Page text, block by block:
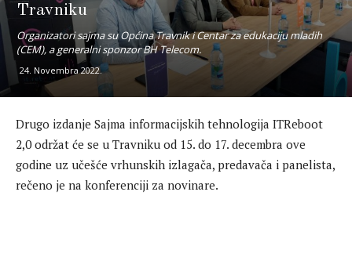
Travniku
Organizatori sajma su Općina Travnik i Centar za edukaciju mladih
(CEM), a generalni sponzor BH Telecom.
24. Novembra 2022.
Drugo izdanje Sajma informacijskih tehnologija ITReboot
2,0 održat će se u Travniku od 15. do 17. decembra ove
godine uz učešće vrhunskih izlagača, predavača i panelista,
rečeno je na konferenciji za novinare.